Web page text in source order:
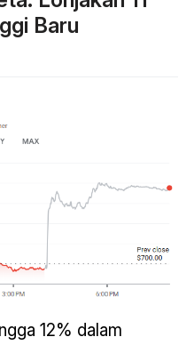
Baru
12% dalam